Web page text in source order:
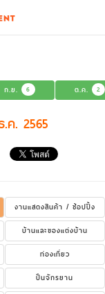
ก.ย. 6 ต.ค. 2
ค. 2565
งานแสดงสินค้า / ช้อปปิ้ง
บ้านและของแต่งบ้าน
ท่องเที่ยว
ปั่นจักรยาน